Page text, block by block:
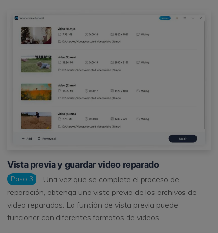
Vista previa y guardar video reparado
Paso 3
Una vez que se complete el proceso de
reparación, obtenga una vista previa de los archivos de
video reparados. La función de vista previa puede
funcionar con diferentes formatos de videos.